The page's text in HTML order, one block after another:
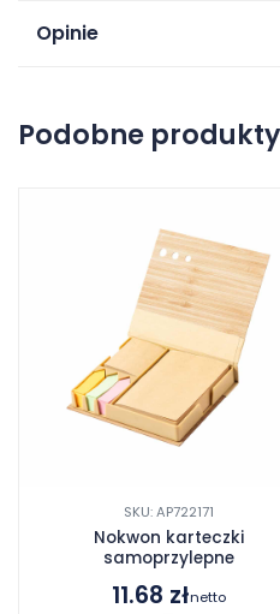
Opinie
Podobne produkty
SKU: AP722171
Nokwon karteczki
samoprzylepne
11.68 złnetto